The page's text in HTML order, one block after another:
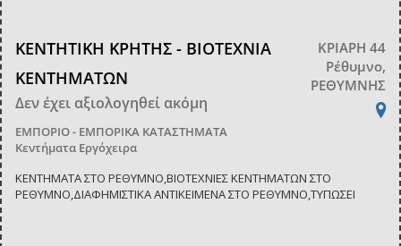
ΚΕΝΤΗΤΙΚΗ ΚΡΗΤΗΣ - ΒΙΟΤΕΧΝΙΑ
ΚΕΝΤΗΜΑΤΩΝ
Δεν έχει αξιολογηθεί ακόμη
ΕΜΠΟΡΙΟ - ΕΜΠΟΡΙΚΑ ΚΑΤΑΣΤΗΜΑΤΑ
Κεντήματα Εργόχειρα
ΚΡΙΑΡΗ 44
Ρέθυμνο,
ΡΕΘΥΜΝΗΣ
ΚΕΝΤΗΜΑΤΑ ΣΤΟ ΡΕΘΥΜΝΟ,ΒΙΟΤΕΧΝΙΕΣ ΚΕΝΤΗΜΑΤΩΝ ΣΤΟ
ΡΕΘΥΜΝΟ,ΔΙΑΦΗΜΙΣΤΙΚΑ ΑΝΤΙΚΕΙΜΕΝΑ ΣΤΟ ΡΕΘΥΜΝΟ,ΤΥΠΩΣΕΙ